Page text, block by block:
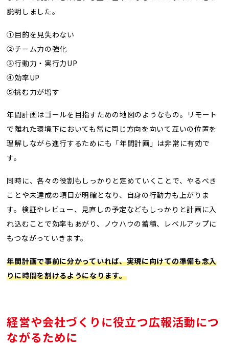
説明しました。
①目的を見失わない
②チーム力の強化
③行動力・実行力UP
④効率UP
⑤挑む力が増す
年間計画はゴールを目指すための地図のようなもの。リモート
で離れた環境下においても常に同じ方向を向いて互いの位置を
理解しながら進行するためにも「年間計画」は非常に有効で
す。
同時に、各々の役割もしっかりと定めていくことで、やるべき
ことや未達成の項目が明確となり、自身の行動力も上がりま
す。検証やレビュー、見直しの予定などもしっかりと計画に入
れ込むことで効率もあがり、ノウハウの蓄積、レベルアップに
もつながっていきます。
年間計画で事前に分かっていれば、実現に向けての準備も念入
りに時間を割けるようになります。
経営や会社づくりに役立つ広報活動につ
ながるために